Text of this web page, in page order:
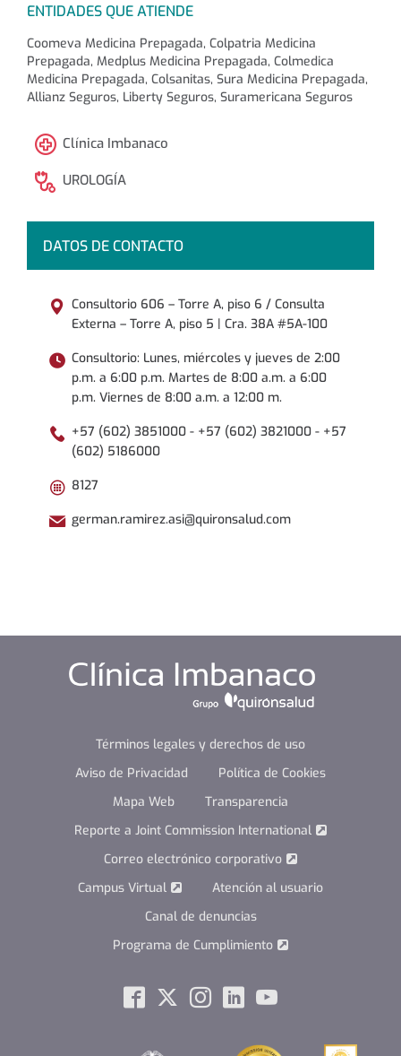
ENTIDADES QUE ATIENDE
Coomeva Medicina Prepagada, Colpatria Medicina
Prepagada, Medplus Medicina Prepagada, Colmedica
Medicina Prepagada, Colsanitas, Sura Medicina Prepagada,
Allianz Seguros, Liberty Seguros, Suramericana Seguros
Clínica Imbanaco
UROLOGÍA
DATOS DE CONTACTO
Consultorio 606 – Torre A, piso 6 / Consulta
Externa – Torre A, piso 5 | Cra. 38A #5A-100
Consultorio: Lunes, miércoles y jueves de 2:00
p.m. a 6:00 p.m. Martes de 8:00 a.m. a 6:00
p.m. Viernes de 8:00 a.m. a 12:00 m.
+57 (602) 3851000 - +57 (602) 3821000 - +57
(602) 5186000
8127
german.ramirez.asi@quironsalud.com
Términos legales y derechos de uso
Aviso de Privacidad
Política de Cookies
Mapa Web
Transparencia
Reporte a Joint Commission International
Correo electrónico corporativo
Campus Virtual
Atención al usuario
Canal de denuncias
Programa de Cumplimiento